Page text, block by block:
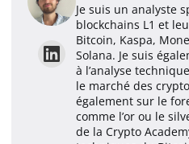
Je suis un analyste
blockchains L1 et
Bitcoin, Kaspa,
Solana. Je suis
à l’analyse
le marché des
également sur le
comme l’or ou le
de la Crypto